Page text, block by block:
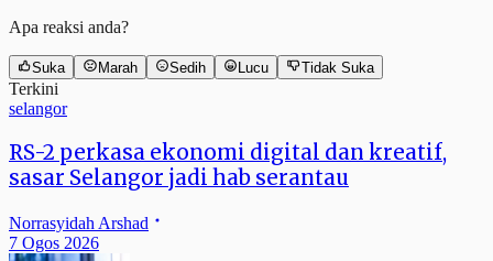
Apa reaksi anda?
Suka Marah Sedih Lucu Tidak Suka
Terkini
selangor
RS-2 perkasa ekonomi digital dan kreatif,
sasar Selangor jadi hab serantau
Norrasyidah Arshad
7 Ogos 2026